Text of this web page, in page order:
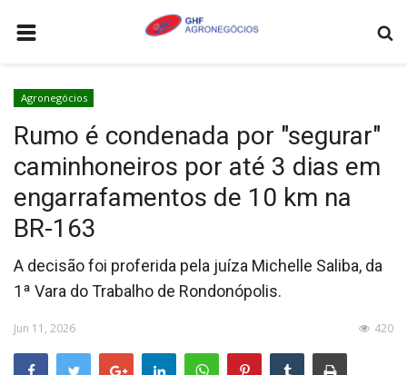
AGRONEGÓCIOS
LEILÕES
FEIRAS E EVENTOS
LOGÍSTICA
COMO ANUNCIAR
COLUNISTA
QUEM SOMOS
Agronegócios
Rumo é condenada por "segurar"
caminhoneiros por até 3 dias em
engarrafamentos de 10 km na
BR-163
A decisão foi proferida pela juíza Michelle Saliba, da
1ª Vara do Trabalho de Rondonópolis.
Jun 11, 2026 420